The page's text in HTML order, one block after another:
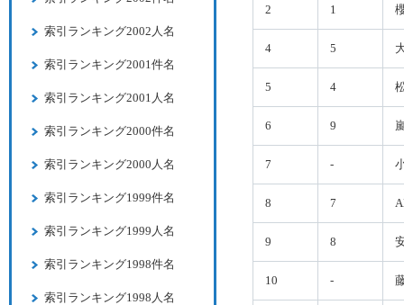
2 1
4 5
5 4
6 9
7 -
8 7
9 8
10 -
索引ランキング2002人名
索引ランキング2001件名
索引ランキング2001人名
索引ランキング2000件名
索引ランキング2000人名
索引ランキング1999件名
索引ランキング1999人名
索引ランキング1998件名
索引ランキング1998人名